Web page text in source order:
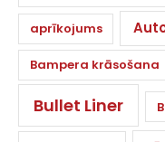
aprīkojums
Bampera krāsošana
Bullet Liner